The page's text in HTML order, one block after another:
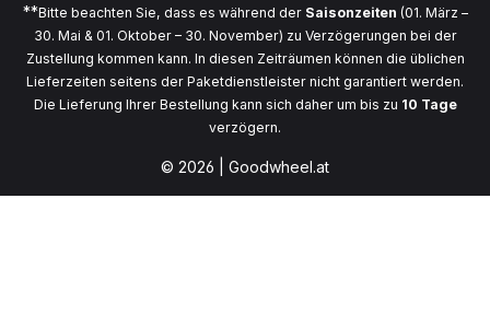
**Bitte beachten Sie, dass es während der Saisonzeiten (01. März –
30. Mai & 01. Oktober – 30. November) zu Verzögerungen bei der
Zustellung kommen kann. In diesen Zeiträumen können die üblichen
Lieferzeiten seitens der Paketdienstleister nicht garantiert werden.
Die Lieferung Ihrer Bestellung kann sich daher um bis zu 10 Tage
verzögern.
© 2026 | Goodwheel.at